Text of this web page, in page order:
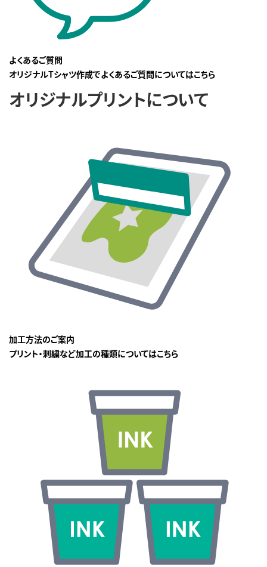
よくあるご質問
オリジナルTシャツ作成でよくあるご質問についてはこちら
オリジナルプリントについて
加工方法のご案内
プリント・刺繍など加工の種類についてはこちら